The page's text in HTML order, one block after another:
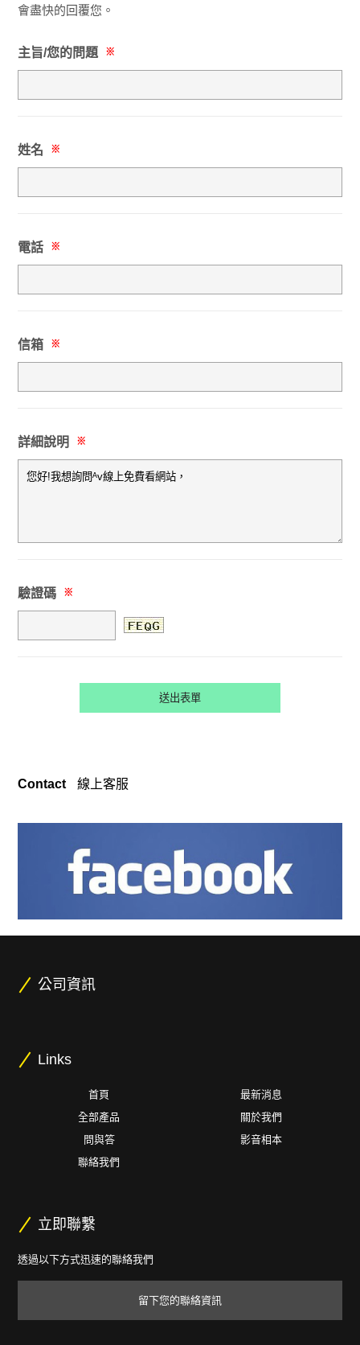
會盡快的回覆您。
主旨/您的問題 ※
姓名 ※
電話 ※
信箱 ※
詳細說明 ※
驗證碼 ※
Contact 線上客服
公司資訊
Links
首頁
最新消息
全部產品
關於我們
問與答
影音相本
聯絡我們
立即聯繫
透過以下方式迅速的聯絡我們
留下您的聯絡資訊